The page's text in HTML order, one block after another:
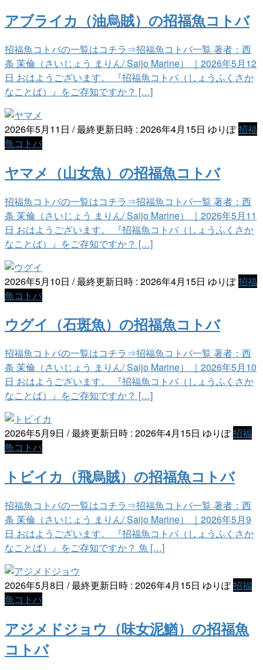
アブライカ（油烏賊）の招福魚コトバ
招福魚コトバの一覧はコチラ⇒招福魚コトバ一覧 著者：西
条 茉倫（さいじょう まりん/ Saijo Marine） ｜2026年5月12
日 おはようございます。 『招福魚コトバ（しょうふくさか
なことば）』をご存知ですか？ […]
2026年5月11日 / 最終更新日時 : 2026年4月15日 ゆりぽ招福
魚コトバ
ヤマメ（山女魚）の招福魚コトバ
招福魚コトバの一覧はコチラ⇒招福魚コトバ一覧 著者：西
条 茉倫（さいじょう まりん/ Saijo Marine） ｜2026年5月11
日 おはようございます。 『招福魚コトバ（しょうふくさか
なことば）』をご存知ですか？ […]
2026年5月10日 / 最終更新日時 : 2026年4月15日 ゆりぽ招福
魚コトバ
ウグイ（石斑魚）の招福魚コトバ
招福魚コトバの一覧はコチラ⇒招福魚コトバ一覧 著者：西
条 茉倫（さいじょう まりん/ Saijo Marine） ｜2026年5月10
日 おはようございます。 『招福魚コトバ（しょうふくさか
なことば）』をご存知ですか？ […]
2026年5月9日 / 最終更新日時 : 2026年4月15日 ゆりぽ招福
魚コトバ
トビイカ（飛烏賊）の招福魚コトバ
招福魚コトバの一覧はコチラ⇒招福魚コトバ一覧 著者：西
条 茉倫（さいじょう まりん/ Saijo Marine） ｜2026年5月9
日 おはようございます。 『招福魚コトバ（しょうふくさか
なことば）』をご存知ですか？ 魚 […]
2026年5月8日 / 最終更新日時 : 2026年4月15日 ゆりぽ招福
魚コトバ
アジメドジョウ（味女泥鰌）の招福魚
コトバ